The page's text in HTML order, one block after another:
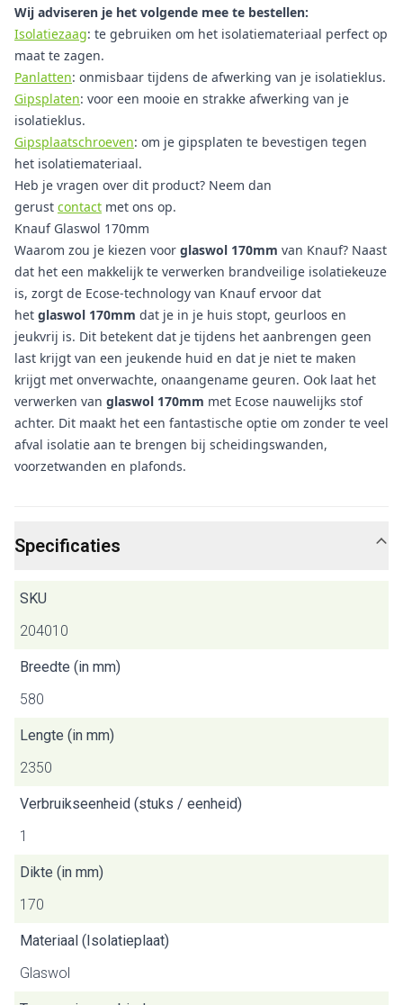
Wij adviseren je het volgende mee te bestellen:
Isolatiezaag: te gebruiken om het isolatiemateriaal perfect op
maat te zagen.
Panlatten: onmisbaar tijdens de afwerking van je isolatieklus.
Gipsplaten: voor een mooie en strakke afwerking van je
isolatieklus.
Gipsplaatschroeven: om je gipsplaten te bevestigen tegen
het isolatiemateriaal.
Heb je vragen over dit product? Neem dan
gerust contact met ons op.
Knauf Glaswol 170mm
Waarom zou je kiezen voor glaswol 170mm van Knauf? Naast
dat het een makkelijk te verwerken brandveilige isolatiekeuze
is, zorgt de Ecose-technology van Knauf ervoor dat
het glaswol 170mm dat je in je huis stopt, geurloos en
jeukvrij is. Dit betekent dat je tijdens het aanbrengen geen
last krijgt van een jeukende huid en dat je niet te maken
krijgt met onverwachte, onaangename geuren. Ook laat het
verwerken van glaswol 170mm met Ecose nauwelijks stof
achter. Dit maakt het een fantastische optie om zonder te veel
afval isolatie aan te brengen bij scheidingswanden,
voorzetwanden en plafonds.
Specificaties
SKU
204010
Breedte (in mm)
580
Lengte (in mm)
2350
Verbruikseenheid (stuks / eenheid)
1
Dikte (in mm)
170
Materiaal (Isolatieplaat)
Glaswol